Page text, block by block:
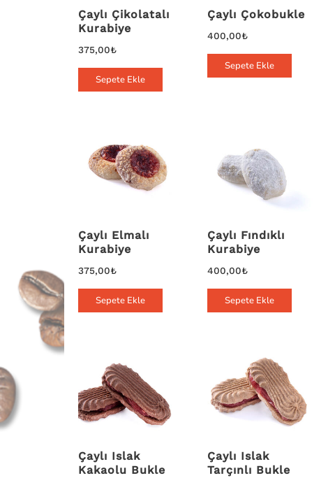
Çaylı Çikolatalı
Kurabiye
375,00₺
Sepete Ekle
Çaylı Çokobukle
400,00₺
Sepete Ekle
Çaylı Elmalı
Kurabiye
375,00₺
Sepete Ekle
Çaylı Fındıklı
Kurabiye
400,00₺
Sepete Ekle
Çaylı Islak
Kakaolu Bukle
Çaylı Islak
Tarçınlı Bukle